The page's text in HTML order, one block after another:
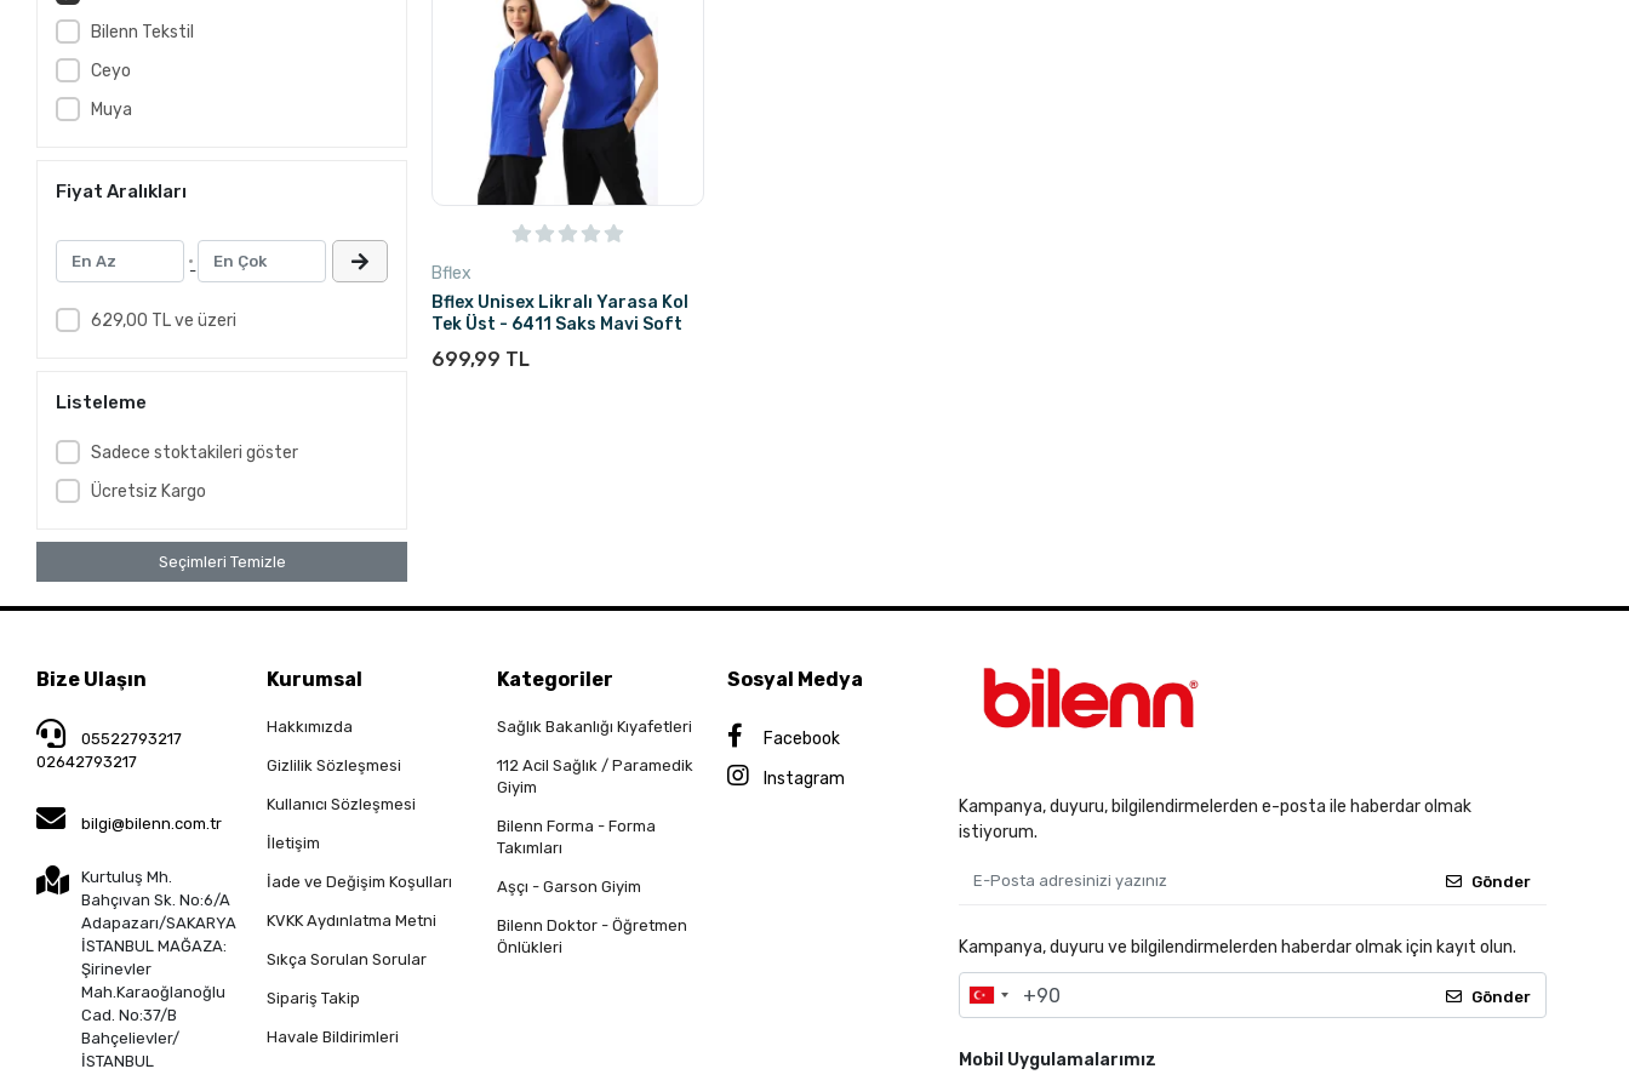
Bilenn Tekstil
Ceyo
Muya
Fiyat Aralıkları
-
629,00 TL ve üzeri
Listeleme
Sadece stoktakileri göster
Ücretsiz Kargo
Seçimleri Temizle
Bflex
Bflex Unisex Likralı Yarasa Kol
Tek Üst - 6411 Saks Mavi Soft
699,99 TL
Bize Ulaşın
05522793217
02642793217
bilgi@bilenn.com.tr
Kurtuluş Mh.
Bahçıvan Sk. No:6/A
Adapazarı/SAKARYA
İSTANBUL MAĞAZA:
Şirinevler
Mah.Karaoğlanoğlu
Cad. No:37/B
Bahçelievler/
İSTANBUL
Kurumsal
Hakkımızda
Gizlilik Sözleşmesi
Kullanıcı Sözleşmesi
İletişim
İade ve Değişim Koşulları
KVKK Aydınlatma Metni
Sıkça Sorulan Sorular
Sipariş Takip
Havale Bildirimleri
Kategoriler
Sağlık Bakanlığı Kıyafetleri
112 Acil Sağlık / Paramedik
Giyim
Bilenn Forma - Forma
Takımları
Aşçı - Garson Giyim
Bilenn Doktor - Öğretmen
Önlükleri
Sosyal Medya
Facebook
Instagram
Kampanya, duyuru, bilgilendirmelerden e-posta ile haberdar olmak
istiyorum.
Gönder
Kampanya, duyuru ve bilgilendirmelerden haberdar olmak için kayıt olun.
Gönder
Mobil Uygulamalarımız